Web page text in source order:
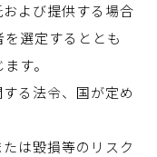
よび提供する場合
選定するととも
す。
る法令、国が定め
は毀損等のリスク